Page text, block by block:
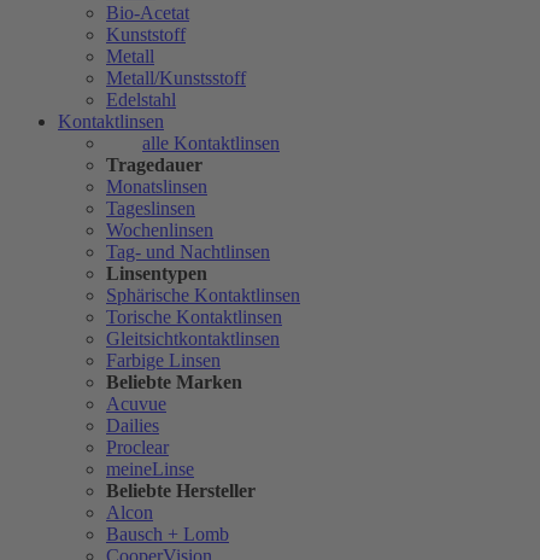
Bio-Acetat
Kunststoff
Metall
Metall/Kunstsstoff
Edelstahl
Kontaktlinsen
alle Kontaktlinsen
Tragedauer
Monatslinsen
Tageslinsen
Wochenlinsen
Tag- und Nachtlinsen
Linsentypen
Sphärische Kontaktlinsen
Torische Kontaktlinsen
Gleitsichtkontaktlinsen
Farbige Linsen
Beliebte Marken
Acuvue
Dailies
Proclear
meineLinse
Beliebte Hersteller
Alcon
Bausch + Lomb